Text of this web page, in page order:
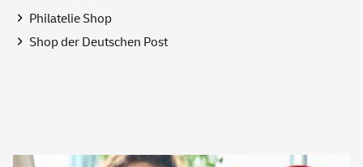
PhilatelieShop
Shopder Deutschen Post